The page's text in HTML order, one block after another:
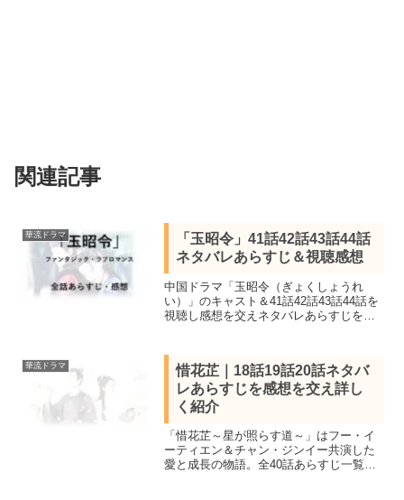
関連記事
華流ドラマ
「玉昭令」41話42話43話44話
ネタバレあらすじ＆視聴感想
中国ドラマ「玉昭令（ぎょくしょうれ
い）」のキャスト＆41話42話43話44話を
視聴し感想を交えネタバレあらすじを紹
ーシャン＆グアンホンのW主演のファン
タジック・ラブロマンス
華流ドラマ
惜花芷｜18話19話20話ネタバ
レあらすじを感想を交え詳し
く紹介
「惜花芷～星が照らす道～」はフー・イ
ーティエン＆チャン・ジンイー共演した
愛と成長の物語。全40話あらすじ一覧と